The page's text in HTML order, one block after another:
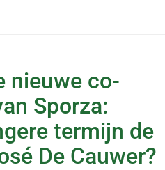
nieuwe co-
Sporza:
termijn de
De Cauwer?